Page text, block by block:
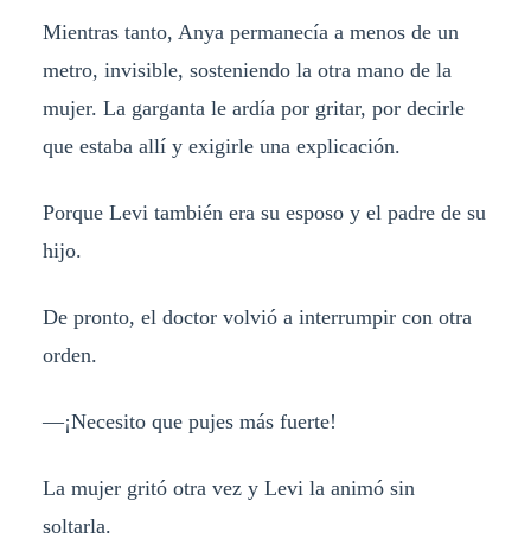
Mientras tanto, Anya permanecía a menos de un
metro, invisible, sosteniendo la otra mano de la
mujer. La garganta le ardía por gritar, por decirle
que estaba allí y exigirle una explicación.
Porque Levi también era su esposo y el padre de su
hijo.
De pronto, el doctor volvió a interrumpir con otra
orden.
—¡Necesito que pujes más fuerte!
La mujer gritó otra vez y Levi la animó sin
soltarla.